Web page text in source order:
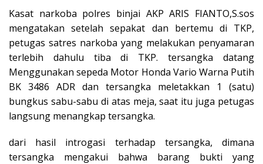
Kasat narkoba polres binjai AKP ARIS FIANTO,S.sos
mengatakan setelah sepakat dan bertemu di TKP,
petugas satres narkoba yang melakukan penyamaran
terlebih dahulu tiba di TKP. tersangka datang
Menggunakan sepeda Motor Honda Vario Warna Putih
BK 3486 ADR dan tersangka meletakkan 1 (satu)
bungkus sabu-sabu di atas meja, saat itu juga petugas
langsung menangkap tersangka.
dari hasil introgasi terhadap tersangka, dimana
tersangka mengakui bahwa barang bukti yang